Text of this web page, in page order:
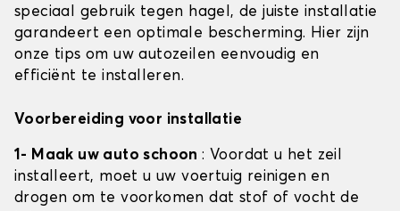
speciaal gebruik tegen hagel, de juiste installatie
garandeert een optimale bescherming. Hier zijn
onze tips om uw autozeilen eenvoudig en
efficiënt te installeren.
Voorbereiding voor installatie
1- Maak uw auto schoon: Voordat u het zeil
installeert, moet u uw voertuig reinigen en
drogen om te voorkomen dat stof of vocht de